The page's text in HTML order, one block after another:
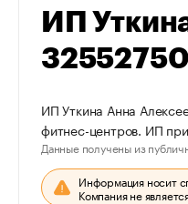
ИП
ИП Уткина Анна
фитнес-центров. ИП
Данные получены из
Информация носит
Компания не